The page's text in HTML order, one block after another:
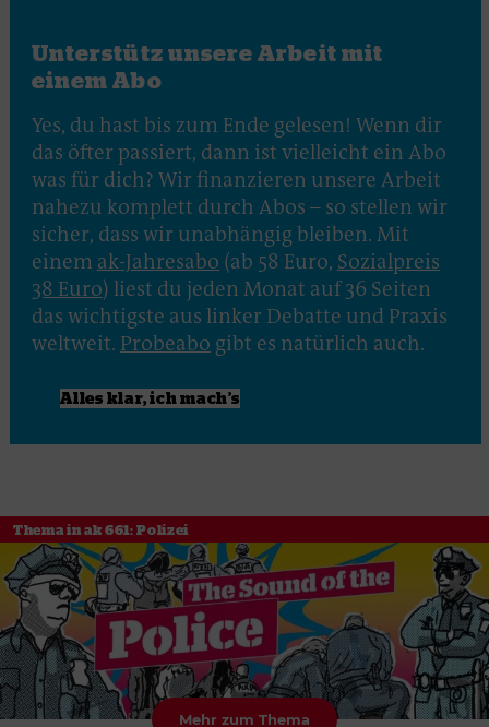
Unterstütz unsere Arbeit mit
einem Abo
Yes, du hast bis zum Ende gelesen! Wenn dir
das öfter passiert, dann ist vielleicht ein Abo
was für dich? Wir finanzieren unsere Arbeit
nahezu komplett durch Abos – so stellen wir
sicher, dass wir unabhängig bleiben. Mit
einem ak-Jahresabo (ab 58 Euro, Sozialpreis
38 Euro) liest du jeden Monat auf 36 Seiten
das wichtigste aus linker Debatte und Praxis
weltweit. Probeabo gibt es natürlich auch.
Alles klar, ich mach’s
Thema in ak 661: Polizei
Mehr zum Thema